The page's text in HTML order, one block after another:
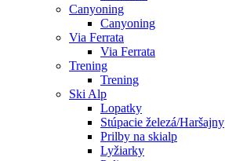
Canyoning
Canyoning
Via Ferrata
Via Ferrata
Trening
Trening
Ski Alp
Lopatky
Stúpacie železá/Haršajny
Prilby na skialp
Lyžiarky